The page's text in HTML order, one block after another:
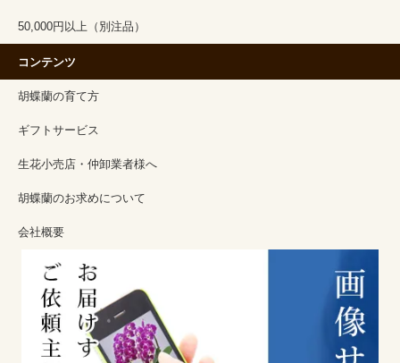
50,000円以上（別注品）
コンテンツ
胡蝶蘭の育て方
ギフトサービス
生花小売店・仲卸業者様へ
胡蝶蘭のお求めについて
会社概要